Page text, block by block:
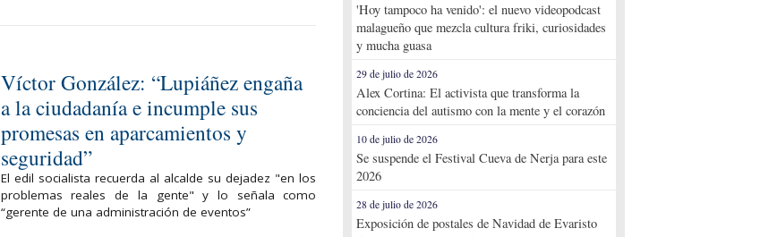
Víctor González: “Lupiáñez engaña
a la ciudadanía e incumple sus
promesas en aparcamientos y
seguridad”
El edil socialista recuerda al alcalde su dejadez "en los
problemas reales de la gente" y lo señala como
“gerente de una administración de eventos”
'Hoy tampoco ha venido': el nuevo videopodcast
malagueño que mezcla cultura friki, curiosidades
y mucha guasa
29 de julio de 2026
Alex Cortina: El activista que transforma la
conciencia del autismo con la mente y el corazón
10 de julio de 2026
Se suspende el Festival Cueva de Nerja para este
2026
28 de julio de 2026
Exposición de postales de Navidad de Evaristo